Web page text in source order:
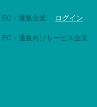
EC・通販企業 ログイン
EC・通販向けサービス企業